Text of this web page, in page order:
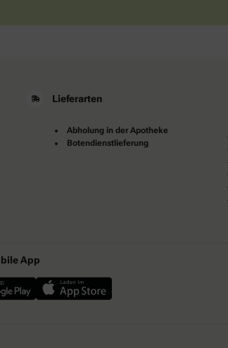
Lieferarten
Abholung in der Apotheke
Botendienstlieferung
App